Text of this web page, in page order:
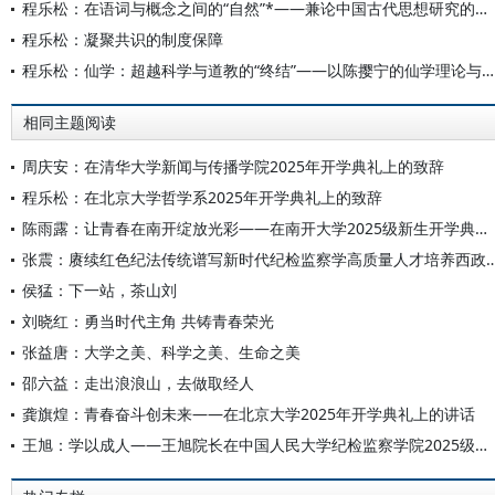
程乐松：在语词与概念之间的“自然”*——兼论中国古代思想研究的概念化方法
程乐松：凝聚共识的制度保障
程乐松：仙学：超越科学与道教的“终结”——以陈撄宁的仙学理论与科学观念为例的研究
相同主题阅读
周庆安：在清华大学新闻与传播学院2025年开学典礼上的致辞
程乐松：在北京大学哲学系2025年开学典礼上的致辞
陈雨露：让青春在南开绽放光彩——在南开大学2025级新生开学典礼上的讲话
张震：赓续红色纪法传统谱写
侯猛：下一站，茶山刘
刘晓红：勇当时代主角 共铸青春荣光
张益唐：大学之美、科学之美、生命之美
邵六益：走出浪浪山，去做取经人
龚旗煌：青春奋斗创未来——在北京大学2025年开学典礼上的讲话
王旭：学以成人——王旭院长在中国人民大学纪检监察学院2025级研究生开学典礼上的致辞